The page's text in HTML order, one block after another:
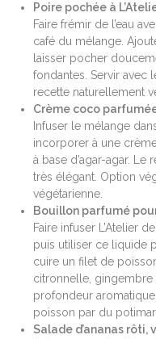
Poire pochée à
Faire frémir de l’eau
café du mélange.
laisser pocher
fondantes. Servir avec
recette naturellement
Crème coco
Infuser le mélange
incorporer à une
à base d’agar-agar.
très élégant. Option
végétarienne.
Bouillon parfumé
Faire infuser L’Atelier
puis utiliser ce liquide
cuire un filet de
citronnelle, gingembre
profondeur
poisson par du
Salade d’ananas rôti,